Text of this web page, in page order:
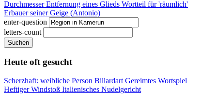
DurchmesserEntfernung eines Glieds Wortteil für 'räumlich'
Erbauer seiner Geige (Antonio)
enter-question
letters-count
Suchen
Heute oft gesucht
Scherzhaft: weibliche Person Billardart Gereimtes Wortspiel
Heftiger Windstoß Italienisches Nudelgericht